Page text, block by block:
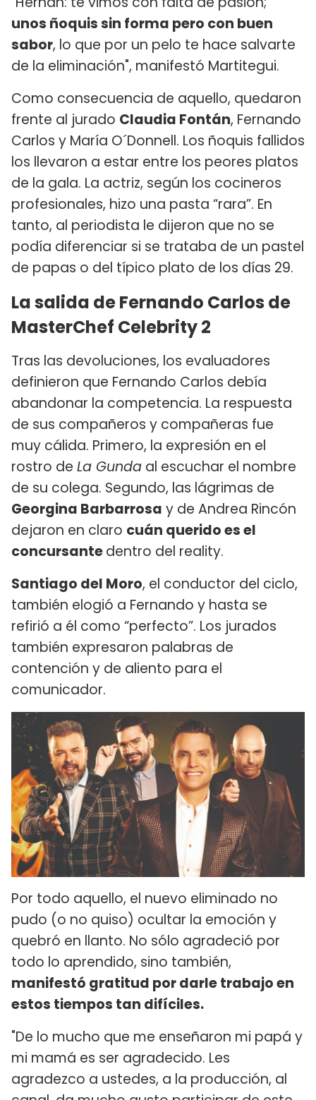
unos ñoquis sin forma pero con buen
sabor, lo que por un pelo te hace salvarte
de la eliminación", manifestó Martitegui.
Como consecuencia de aquello, quedaron
frente al jurado Claudia Fontán, Fernando
Carlos y María O´Donnell. Los ñoquis fallidos
los llevaron a estar entre los peores platos
de la gala. La actriz, según los cocineros
profesionales, hizo una pasta “rara”. En
tanto, al periodista le dijeron que no se
podía diferenciar si se trataba de un pastel
de papas o del típico plato de los días 29.
La salida de Fernando Carlos de
MasterChef Celebrity 2
Tras las devoluciones, los evaluadores
definieron que Fernando Carlos debía
abandonar la competencia. La respuesta
de sus compañeros y compañeras fue
muy cálida. Primero, la expresión en el
rostro de La Gunda al escuchar el nombre
de su colega. Segundo, las lágrimas de
Georgina Barbarrosa y de Andrea Rincón
dejaron en claro cuán querido es el
concursantedentro del reality.
Santiago del Moro, el conductor del ciclo,
también elogió a Fernando y hasta se
refirió a él como “perfecto”. Los jurados
también expresaron palabras de
contención y de aliento para el
comunicador.
Por todo aquello, el nuevo eliminado no
pudo (o no quiso) ocultar la emoción y
quebró en llanto. No sólo agradeció por
todo lo aprendido, sino también,
manifestó gratitud por darle trabajo en
estos tiempos tan difíciles.
"De lo mucho que me enseñaron mi papá y
mi mamá es ser agradecido. Les
agradezco a ustedes, a la producción, al